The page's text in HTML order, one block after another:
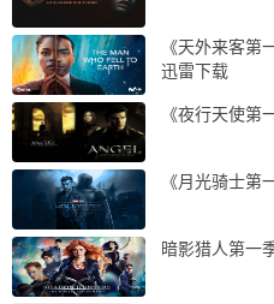
《天外来客
迅雷下载
《夜行天使第
《月光骑士第
暗影猎人第一